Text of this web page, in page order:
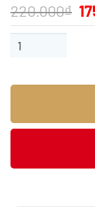
220.000₫ Giá
là:
Sàn nhựa Arize